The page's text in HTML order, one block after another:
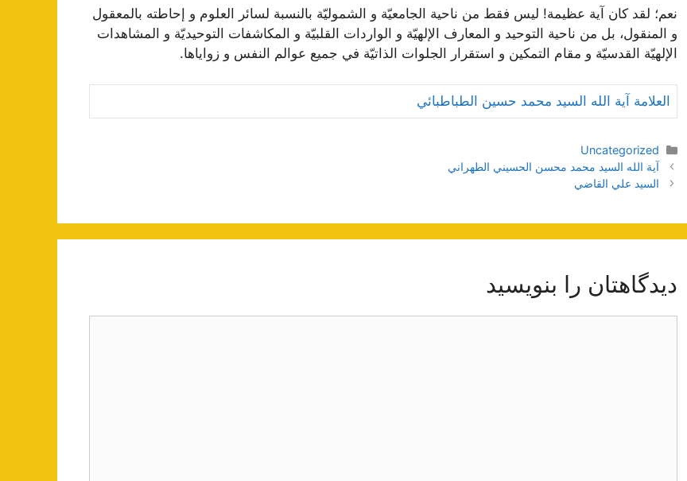
نعم؛ لقد كان آية عظيمة! ليس فقط من ناحية الجامعيّة و الشموليّة بالنسبة لسائر العلوم و إحاطته بالمعقول
و المنقول، بل من ناحية التوحيد و المعارف الإلهيّة و الواردات القلبيّة و المكاشفات التوحيديّة و المشاهدات
الإلهيّة القدسيّة و مقام التمكين و استقرار الجلوات الذاتيّة في جميع عوالم النفس و زواياها.
العلامة آية الله السيد محمد حسين الطباطبائي
دسته‌ها
Uncategorized
ناوبری
نوشته‌ها
آية الله السيد محمد محسن الحسيني الطهراني
السيد علي القاضي
دیدگاهتان را بنویسید